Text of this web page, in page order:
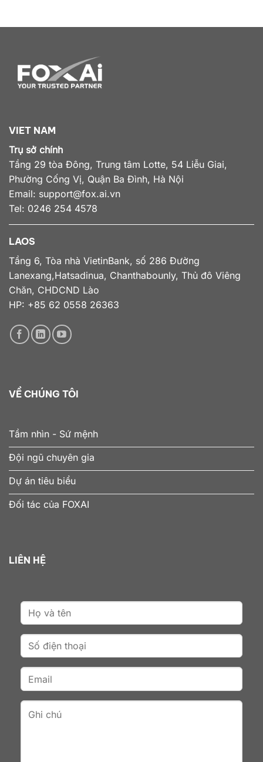
VIET NAM
Trụ sở chính
Tầng 29 tòa Đông, Trung tâm Lotte, 54 Liễu Giai,
Phường Cống Vị, Quận Ba Đình, Hà Nội
Email: support@fox.ai.vn
Tel: 0246 254 4578
LAOS
Tầng 6, Tòa nhà VietinBank, số 286 Đường
Lanexang,Hatsadinua, Chanthabounly, Thủ đô Viêng
Chăn, CHDCND Lào
HP: +85 62 0558 26363
VỀ CHÚNG TÔI
Tầm nhìn - Sứ mệnh
Đội ngũ chuyên gia
Dự án tiêu biểu
Đối tác của FOXAI
LIÊN HỆ